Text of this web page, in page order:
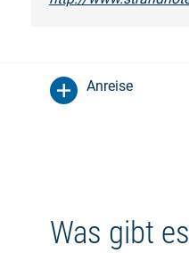
Anreise
Was gibt